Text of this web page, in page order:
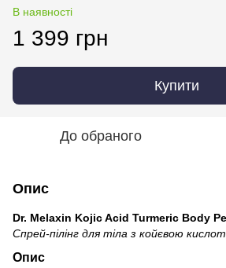
В наявності
1 399 грн
Купити
До обраного
Опис
Dr. Melaxin Kojic Acid Turmeric Body
Спрей-пілінг для тіла з койєвою
Опис